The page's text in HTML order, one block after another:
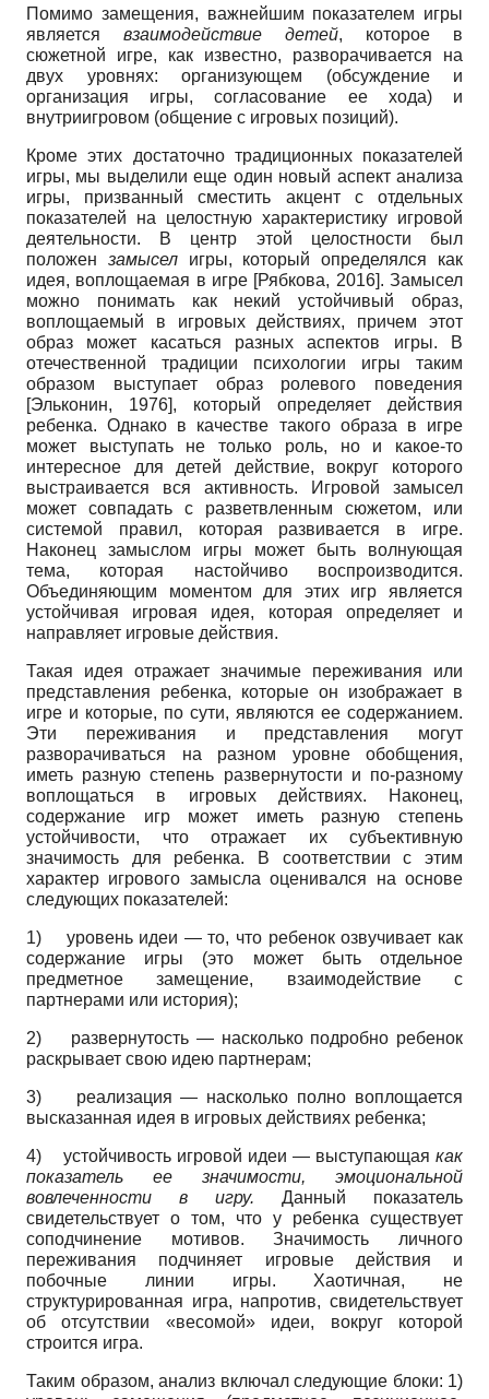
Помимо замещения, важнейшим показателем игры
является взаимодействие детей, которое в
сюжетной игре, как известно, разворачивается на
двух уровнях: организующем (обсуждение и
организация игры, согласование ее хода) и
внутриигровом (общение с игровых позиций).
Кроме этих достаточно традиционных показателей
игры, мы выделили еще один новый аспект анализа
игры, призванный сместить акцент с отдельных
показателей на целостную характеристику игровой
деятельности. В центр этой целостности был
положен замысел игры, который определялся как
идея, воплощаемая в игре [Рябкова, 2016].Замысел
можно понимать как некий устойчивый образ,
воплощаемый в игровых действиях, причем этот
образ может касаться разных аспектов игры. В
отечественной традиции психологии игры таким
образом выступает образ ролевого поведения
[Эльконин, 1976], который определяет действия
ребенка. Однако в качестве такого образа в игре
может выступать не только роль, но и какое-то
интересное для детей действие, вокруг которого
выстраивается вся активность. Игровой замысел
может совпадать с разветвленным сюжетом, или
системой правил, которая развивается в игре.
Наконец замыслом игры может быть волнующая
тема, которая настойчиво воспроизводится.
Объединяющим моментом для этих игр является
устойчивая игровая идея, которая определяет и
направляет игровые действия.
Такая идея отражает значимые переживания или
представления ребенка, которые он изображает в
игре и которые, по сути, являются ее содержанием.
Эти переживания и представления могут
разворачиваться на разном уровне обобщения,
иметь разную степень развернутости и по-разному
воплощаться в игровых действиях. Наконец,
содержание игр может иметь разную степень
устойчивости, что отражает их субъективную
значимость для ребенка. В соответствии с этим
характер игрового замысла оценивался на основе
следующих показателей:
1) уровень идеи —то, что ребенок озвучивает как
содержание игры (это может быть отдельное
предметное замещение, взаимодействие с
партнерами или история);
2) развернутость — насколько подробно ребенок
раскрывает свою идею партнерам;
3) реализация— насколько полно воплощается
высказанная идея в игровых действиях ребенка;
4) устойчивость игровой идеи — выступающая как
показатель ее значимости, эмоциональной
вовлечен­ности в игру. Данный показатель
свидетельствует о том, что у ребенка существует
соподчинение мотивов. Значимость личного
переживания подчиняет игровые действия и
побочные линии игры. Хаотичная, не
структурированная игра, напротив, свидетельствует
об отсутствии «весомой» идеи, вокруг которой
строится игра.
Таким образом, анализ включал следующие блоки: 1)